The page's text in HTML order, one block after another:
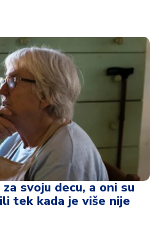
svoju decu, a oni su
tek kada je više nije